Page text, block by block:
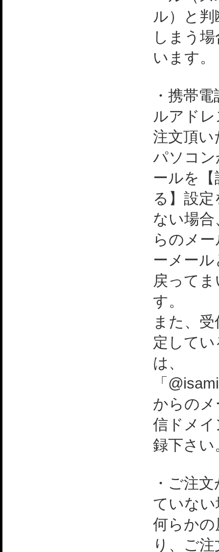
ル）と
しまう
います。
・携帯
ルアド
注文頂い
パソコ
ールを【
る】設
ない場
らのメ
ーメー
戻って
す。
また、
定して
は、
「
からの
信ドメ
録下さい
・ご注
ていない
何らか
り、ご